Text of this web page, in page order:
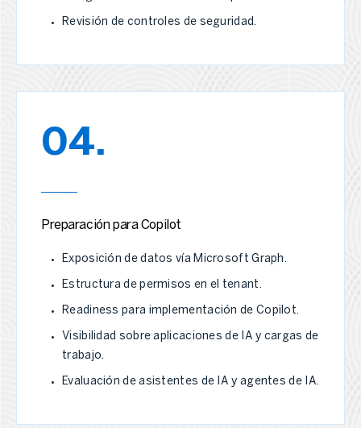
Revisión de controles de seguridad.
04.
Preparación para Copilot
Exposición de datos vía Microsoft Graph.
Estructura de permisos en el tenant.
Readiness para implementación de Copilot.
Visibilidad sobre aplicaciones de IA y cargas de
trabajo.
Evaluación de asistentes de IA y agentes de IA.